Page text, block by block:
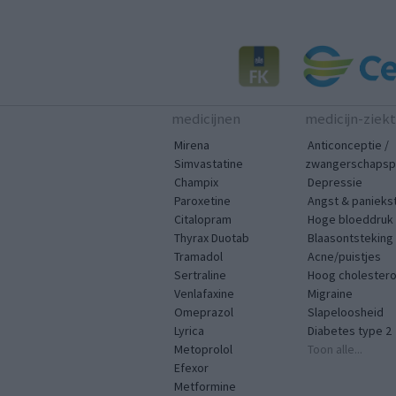
medicijnen
Mirena
Simvastatine
Champix
Paroxetine
Citalopram
Thyrax Duotab
Tramadol
Sertraline
Venlafaxine
Omeprazol
Lyrica
Metoprolol
Efexor
Metformine
medicijn-
Anticonceptie /
Depressie
Angst &
Hoge bloeddruk
Blaasontsteking
Acne/puistjes
Hoog
Migraine
Slapeloosheid
Diabetes type 2
Toon alle...